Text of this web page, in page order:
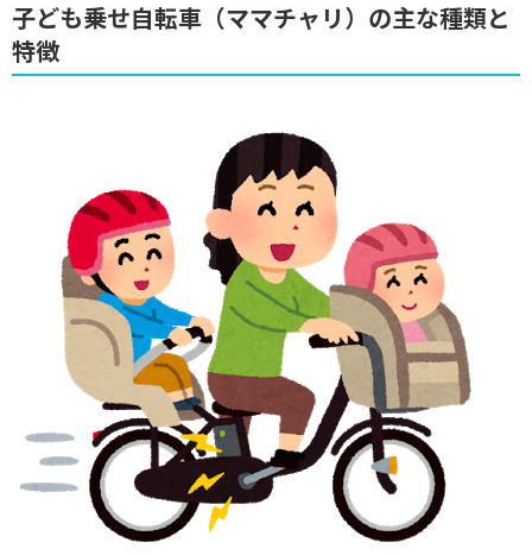
子ども乗せ自転車（ママチャリ）の主な種類と
特徴